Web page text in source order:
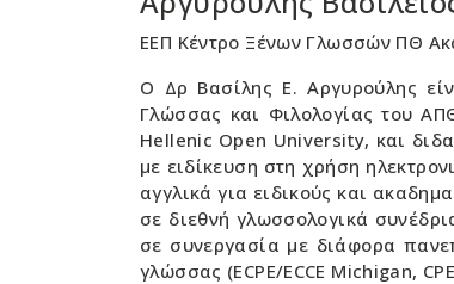
ΕΕΠ Κέντρο Ξένων Γλωσσών ΠΘ
Ο Δρ Βασίλης Ε. Αργυρούλης
Γλώσσας και Φιλολογίας του
Hellenic Open University, και
με ειδίκευση στη χρήση
αγγλικά για ειδικούς και
σε διεθνή γλωσσολογικά
σε συνεργασία με διάφορα
γλώσσας (ECPE/ECCE Michigan,